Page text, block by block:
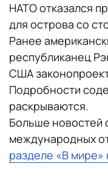
НАТО отказался
для острова со
Ранее
республиканец
США
Подробности
раскрываются.
Больше новостей
международных
разделе «В мире»